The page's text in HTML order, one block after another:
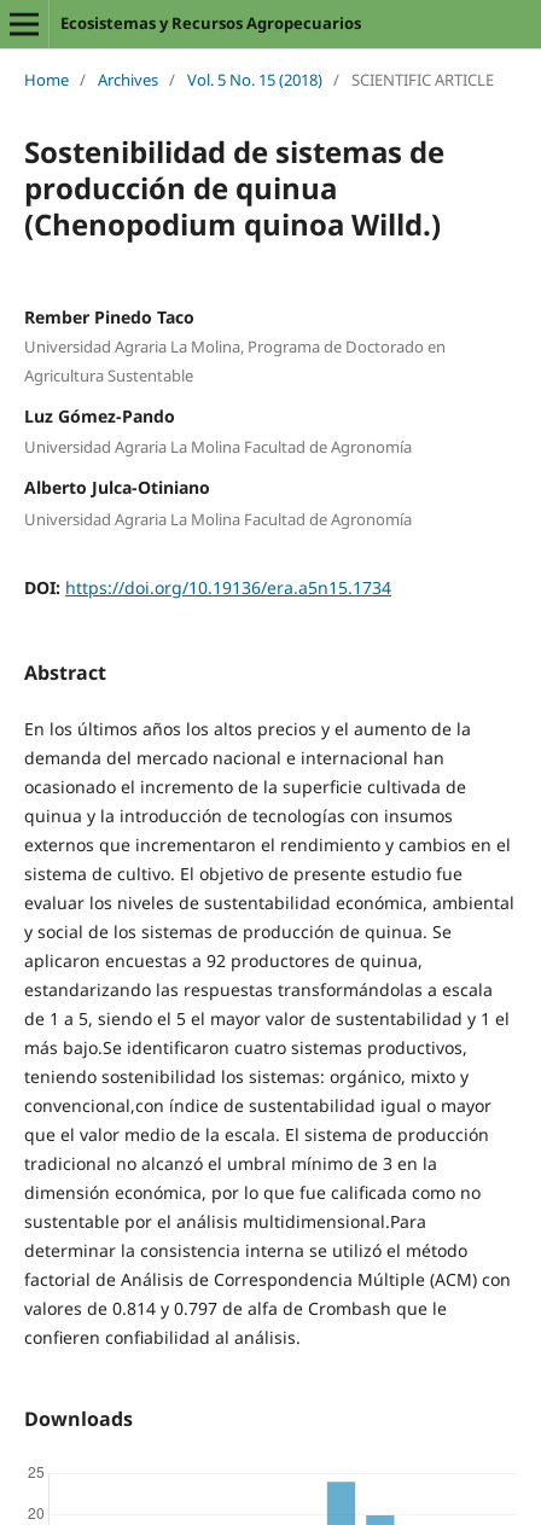
Ecosistemas y Recursos Agropecuarios
Home / Archives / Vol. 5 No. 15 (2018) / SCIENTIFIC ARTICLE
Sostenibilidad de sistemas de
producción de quinua
(Chenopodium quinoa Willd.)
Rember Pinedo Taco
Universidad Agraria La Molina, Programa de Doctorado en
Agricultura Sustentable
Luz Gómez-Pando
Universidad Agraria La Molina Facultad de Agronomía
Alberto Julca-Otiniano
Universidad Agraria La Molina Facultad de Agronomía
DOI: https://doi.org/10.19136/era.a5n15.1734
Abstract
En los últimos años los altos precios y el aumento de la
demanda del mercado nacional e internacional han
ocasionado el incremento de la superficie cultivada de
quinua y la introducción de tecnologías con insumos
externos que incrementaron el rendimiento y cambios en el
sistema de cultivo. El objetivo de presente estudio fue
evaluar los niveles de sustentabilidad económica, ambiental
y social de los sistemas de producción de quinua. Se
aplicaron encuestas a 92 productores de quinua,
estandarizando las respuestas transformándolas a escala
de 1 a 5, siendo el 5 el mayor valor de sustentabilidad y 1 el
más bajo.Se identificaron cuatro sistemas productivos,
teniendo sostenibilidad los sistemas: orgánico, mixto y
convencional,con índice de sustentabilidad igual o mayor
que el valor medio de la escala. El sistema de producción
tradicional no alcanzó el umbral mínimo de 3 en la
dimensión económica, por lo que fue calificada como no
sustentable por el análisis multidimensional.Para
determinar la consistencia interna se utilizó el método
factorial de Análisis de Correspondencia Múltiple (ACM) con
valores de 0.814 y 0.797 de alfa de Crombash que le
confieren confiabilidad al análisis.
Downloads